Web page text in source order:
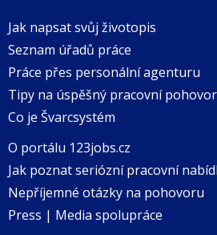
Jak napsat svůj životopis
Seznam úřadů práce
Práce přes personální agenturu
Tipy na úspěšný pracovní pohovor
Co je Švarcsystém
O portálu 123jobs.cz
Jak poznat seriózní pracovní
Nepříjemné otázky na pohovoru
Press | Media spolupráce